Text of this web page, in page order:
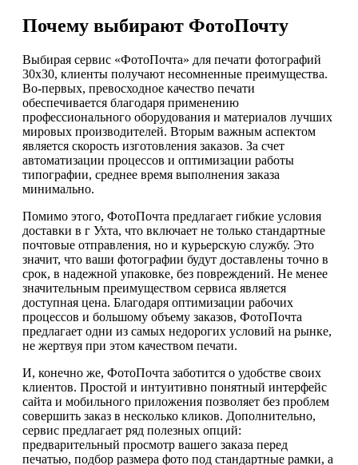
Почему выбирают ФотоПочту
Выбирая сервис «ФотоПочта» для печати фотографий
30х30, клиенты получают несомненные преимущества.
Во-первых, превосходное качество печати
обеспечивается благодаря применению
профессионального оборудования и материалов лучших
мировых производителей. Вторым важным аспектом
является скорость изготовления заказов. За счет
автоматизации процессов и оптимизации работы
типографии, среднее время выполнения заказа
минимально.
Помимо этого, ФотоПочта предлагает гибкие условия
доставки в г Ухта, что включает не только стандартные
почтовые отправления, но и курьерскую службу. Это
значит, что ваши фотографии будут доставлены точно в
срок, в надежной упаковке, без повреждений. Не менее
значительным преимуществом сервиса является
доступная цена. Благодаря оптимизации рабочих
процессов и большому объему заказов, ФотоПочта
предлагает одни из самых недорогих условий на рынке,
не жертвуя при этом качеством печати.
И, конечно же, ФотоПочта заботится о удобстве своих
клиентов. Простой и интуитивно понятный интерфейс
сайта и мобильного приложения позволяет без проблем
совершить заказ в несколько кликов. Дополнительно,
сервис предлагает ряд полезных опций:
предварительный просмотр вашего заказа перед
печатью, подбор размера фото под стандартные рамки, а